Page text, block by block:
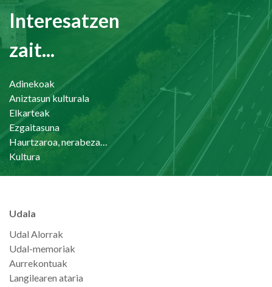
Interesatzen
zait...
Adinekoak
Aniztasun kulturala
Elkarteak
Ezgaitasuna
Haurtzaroa, nerabezaroa eta familia
Kultura
Udala
Udal Alorrak
Udal-memoriak
Aurrekontuak
Langilearen ataria